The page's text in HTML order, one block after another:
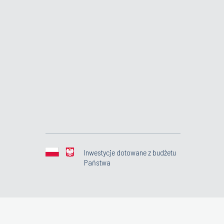
Inwestycje dotowane z budżetu
Państwa